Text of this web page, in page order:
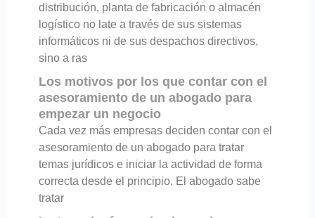
distribución, planta de fabricación o almacén
logístico no late a través de sus sistemas
informáticos ni de sus despachos directivos,
sino a ras
Los motivos por los que contar con el
asesoramiento de un abogado para
empezar un negocio
Cada vez más empresas deciden contar con el
asesoramiento de un abogado para tratar
temas jurídicos e iniciar la actividad de forma
correcta desde el principio. El abogado sabe
tratar